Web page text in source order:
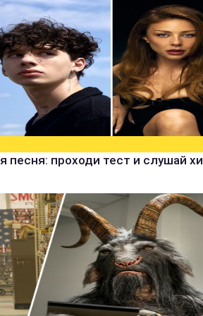
песня: проходи тест и слушай